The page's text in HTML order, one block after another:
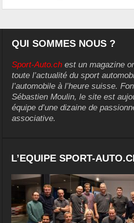
QUI SOMMES NOUS ?
Sport-Auto.ch est un magazine
toute l’actualité du sport
l’automobile à l’heure suisse.
Sébastien Moulin, le site est
équipe d’une dizaine de
associative.
L’EQUIPE SPORT-